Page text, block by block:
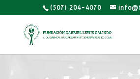
(507) 204-4070